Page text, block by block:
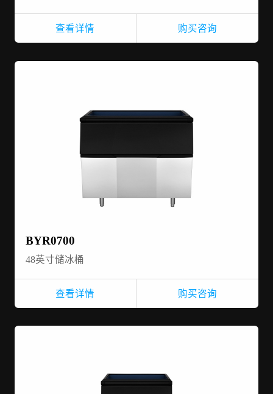
查看详情 购买咨询
BYR0700
48英寸储冰桶
查看详情 购买咨询